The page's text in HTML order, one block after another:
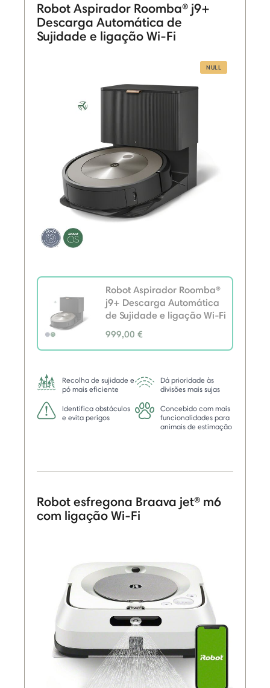
Robot Aspirador Roomba® j9+
Descarga Automática de
Sujidade e ligação Wi-Fi
NULL
Robot Aspirador Roomba®
j9+ Descarga Automática
de Sujidade e ligação Wi-Fi
999,00 €
selected
Recolha de sujidade e
pó mais eficiente
Dá prioridade às
divisões mais sujas
Identifica obstáculos
e evita perigos
Concebido com mais
funcionalidades para
animais de estimação
Robot esfregona Braava jet® m6
com ligação Wi-Fi